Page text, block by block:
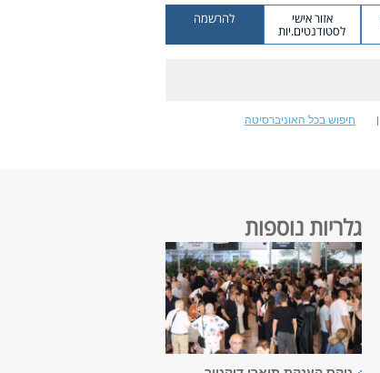
אזור אישי
לסטודנטים.יות
להרשמה
חיפוש בכל האוניברסיטה
גלריות נוספות